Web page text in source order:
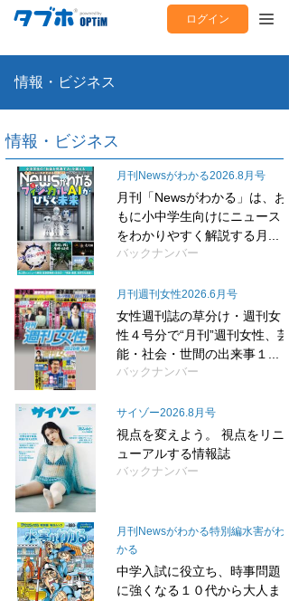
ログイン
情報・ビジネス
情報・ビジネス
月刊Newsがわかる2026.8月号
月刊「Newsがわかる」は、お
もに小中学生向けにニュース
をわかりやすく解説する月...
バックナンバー
月刊週刊女性2026.6月号
女性週刊誌の草分け・週刊女
性４号分で“月刊”週刊女性、芸
能・社会・世間の出来事１...
バックナンバー
サイゾー2026.8月号
視点を変えよう。 視点をリニ
ューアルする情報誌
バックナンバー
月刊Newsがわかる特別編水害がわ
かる
中学入試に役立ち、時事問題
に強くなる１０代から大人ま